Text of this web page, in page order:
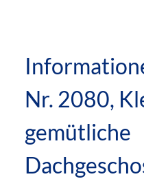
Nr. 2080,
gemütliche